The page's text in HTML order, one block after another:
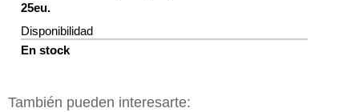
25eu.
Disponibilidad
En stock
También pueden interesarte: